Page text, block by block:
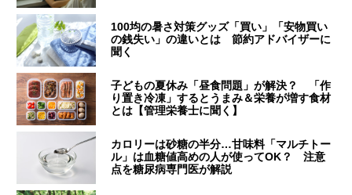
100均の暑さ対策グッズ「買い」「安物買い
の銭失い」の違いとは 節約アドバイザーに
聞く
子どもの夏休み「昼食問題」が解決？ 「作
り置き冷凍」するとうまみ＆栄養が増す食材
とは【管理栄養士に聞く】
カロリーは砂糖の半分…甘味料「マルチトー
ル」は血糖値高めの人が使ってOK？ 注意
点を糖尿病専門医が解説